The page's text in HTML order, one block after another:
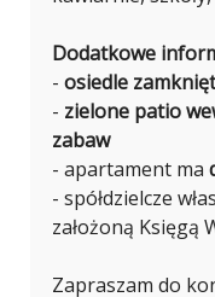
Dodatkowe
- osiedle
- zielone patio
zabaw
- apartament ma
- spółdzielcze
założoną Księgą
Zapraszam do